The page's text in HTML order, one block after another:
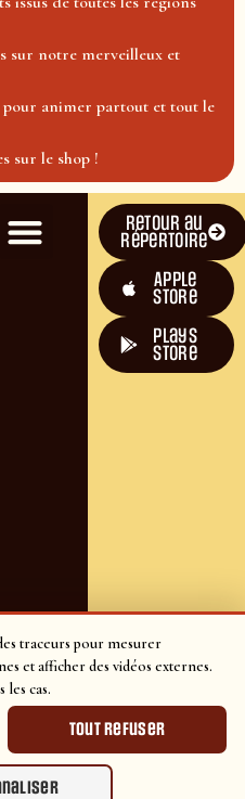
traceurs pour mesurer
et afficher des vidéos externes.
les cas.
Tout refuser
sur notre merveilleux et
pour animer partout et tout le
sur le shop !
Retour au
répertoire
Apple
Store
plays
store